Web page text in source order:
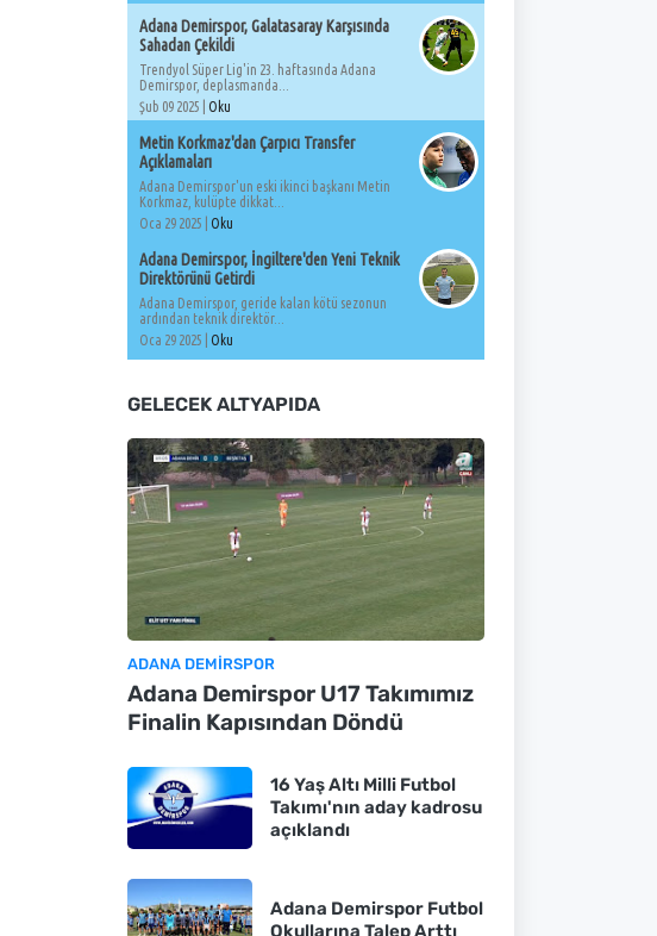
Adana Demirspor, Galatasaray Karşısında
Sahadan Çekildi
Trendyol Süper Lig'in 23. haftasında Adana
Demirspor, deplasmanda...
Şub 09 2025 |
Oku
Metin Korkmaz'dan Çarpıcı Transfer
Açıklamaları
Adana Demirspor'un eski ikinci başkanı Metin
Korkmaz, kulüpte dikkat...
Oca 29 2025 |
Oku
Adana Demirspor, İngiltere'den Yeni Teknik
Direktörünü Getirdi
Adana Demirspor, geride kalan kötü sezonun
ardından teknik direktör...
Oca 29 2025 |
Oku
GELECEK ALTYAPIDA
ADANA DEMIRSPOR
Adana Demirspor U17 Takımımız
Finalin Kapısından Döndü
16 Yaş Altı Milli Futbol
Takımı'nın aday kadrosu
açıklandı
Adana Demirspor Futbol
Okullarına Talep Arttı